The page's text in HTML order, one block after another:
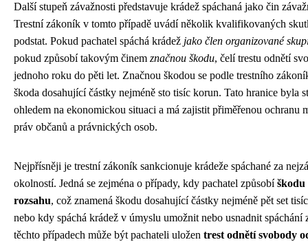
Další stupeň závažnosti představuje krádež spáchaná jako čin
Trestní zákoník v tomto případě uvádí několik kvalifikovaných
podstat. Pokud pachatel spáchá krádež jako člen organizované
pokud způsobí takovým činem značnou škodu, čelí trestu odnětí
jednoho roku do pěti let. Značnou škodou se podle trestního
škoda dosahující částky nejméně sto tisíc korun. Tato hranice byla
ohledem na ekonomickou situaci a má zajistit přiměřenou ochranu
práv občanů a právnických osob.
Nejpřísněji je trestní zákoník sankcionuje krádeže spáchané za
okolností. Jedná se zejména o případy, kdy pachatel způsobí škodu
rozsahu, což znamená škodu dosahující částky nejméně pět set
nebo kdy spáchá krádež v úmyslu umožnit nebo usnadnit
těchto případech může být pachateli uložen trest odnětí svobody